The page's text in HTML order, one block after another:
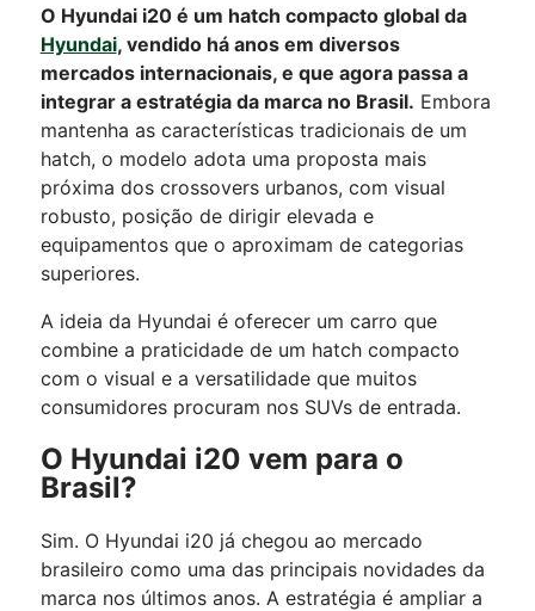
O Hyundai i20 é um hatch compacto global da
Hyundai, vendido há anos em diversos
mercados internacionais, e que agora passa a
integrar a estratégia da marca no Brasil. Embora
mantenha as características tradicionais de um
hatch, o modelo adota uma proposta mais
próxima dos crossovers urbanos, com visual
robusto, posição de dirigir elevada e
equipamentos que o aproximam de categorias
superiores.
A ideia da Hyundai é oferecer um carro que
combine a praticidade de um hatch compacto
com o visual e a versatilidade que muitos
consumidores procuram nos SUVs de entrada.
O Hyundai i20 vem para o
Brasil?
Sim. O Hyundai i20 já chegou ao mercado
brasileiro como uma das principais novidades da
marca nos últimos anos. A estratégia é ampliar a